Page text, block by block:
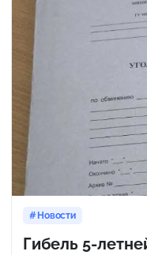
Новости
Гибель 5-